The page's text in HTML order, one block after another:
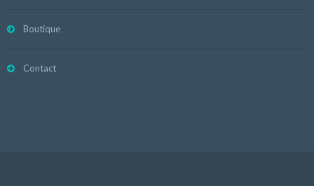
Boutique
Contact